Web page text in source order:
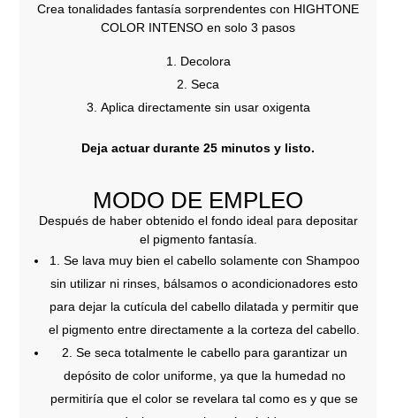
Crea tonalidades fantasía sorprendentes con HIGHTONE
COLOR INTENSO en solo 3 pasos
Decolora
Seca
Aplica directamente sin usar oxigenta
Deja actuar durante 25 minutos y listo.
MODO DE EMPLEO
Después de haber obtenido el fondo ideal para depositar
el pigmento fantasía.
1. Se lava muy bien el cabello solamente con Shampoo
sin utilizar ni rinses, bálsamos o acondicionadores esto
para dejar la cutícula del cabello dilatada y permitir que
el pigmento entre directamente a la corteza del cabello.
2. Se seca totalmente le cabello para garantizar un
depósito de color uniforme, ya que la humedad no
permitiría que el color se revelara tal como es y que se